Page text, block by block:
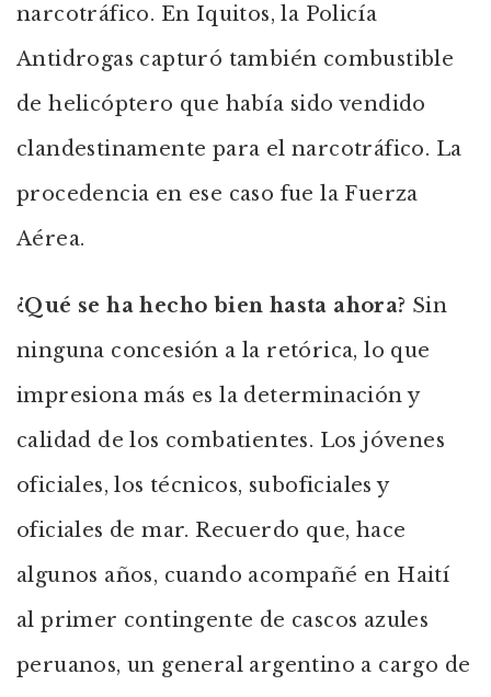
narcotráfico. En Iquitos, la Policía
Antidrogas capturó también combustible
de helicóptero que había sido vendido
clandestinamente para el narcotráfico. La
procedencia en ese caso fue la Fuerza
Aérea.
¿Qué se ha hecho bien hasta ahora? Sin
ninguna concesión a la retórica, lo que
impresiona más es la determinación y
calidad de los combatientes. Los jóvenes
oficiales, los técnicos, suboficiales y
oficiales de mar. Recuerdo que, hace
algunos años, cuando acompañé en Haití
al primer contingente de cascos azules
peruanos, un general argentino a cargo de